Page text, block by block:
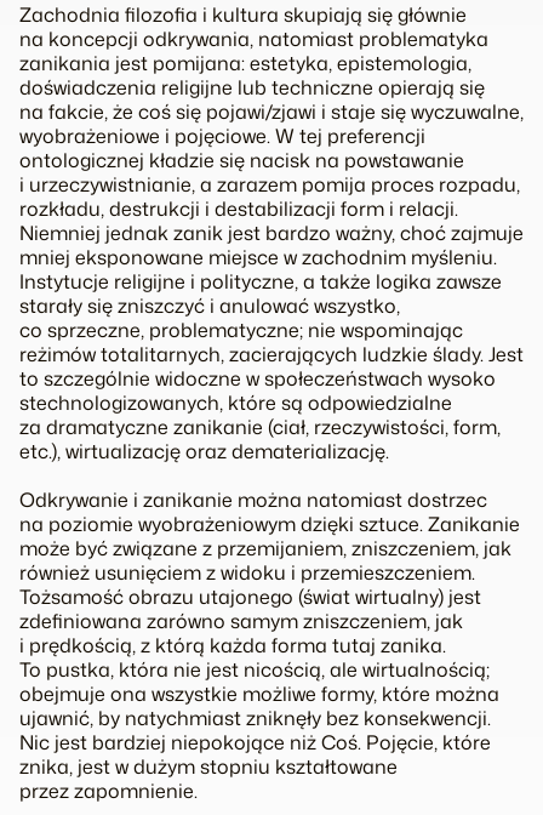
Zachodnia filozofia i kultura skupiają się głównie
na koncepcji odkrywania, natomiast problematyka
zanikania jest pomijana: estetyka, epistemologia,
doświadczenia religijne lub techniczne opierają się
na fakcie, że coś się pojawi/zjawi i staje się wyczuwalne,
wyobrażeniowe i pojęciowe. W tej preferencji
ontologicznej kładzie się nacisk na powstawanie
i urzeczywistnianie, a zarazem pomija proces rozpadu,
rozkładu, destrukcji i destabilizacji form i relacji.
Niemniej jednak zanik jest bardzo ważny, choć zajmuje
mniej eksponowane miejsce w zachodnim myśleniu.
Instytucje religijne i polityczne, a także logika zawsze
starały się zniszczyć i anulować wszystko,
co sprzeczne, problematyczne; nie wspominając
reżimów totalitarnych, zacierających ludzkie ślady. Jest
to szczególnie widoczne w społeczeństwach wysoko
stechnologizowanych, które są odpowiedzialne
za dramatyczne zanikanie (ciał, rzeczywistości, form,
etc.), wirtualizację oraz dematerializację.
Odkrywanie i zanikanie można natomiast dostrzec
na poziomie wyobrażeniowym dzięki sztuce. Zanikanie
może być związane z przemijaniem, zniszczeniem, jak
również usunięciem z widoku i przemieszczeniem.
Tożsamość obrazu utajonego (świat wirtualny) jest
zdefiniowana zarówno samym zniszczeniem, jak
i prędkością, z którą każda forma tutaj zanika.
To pustka, która nie jest nicością, ale wirtualnością;
obejmuje ona wszystkie możliwe formy, które można
ujawnić, by natychmiast zniknęły bez konsekwencji.
Nic jest bardziej niepokojące niż Coś. Pojęcie, które
znika, jest w dużym stopniu kształtowane
przez zapomnienie.